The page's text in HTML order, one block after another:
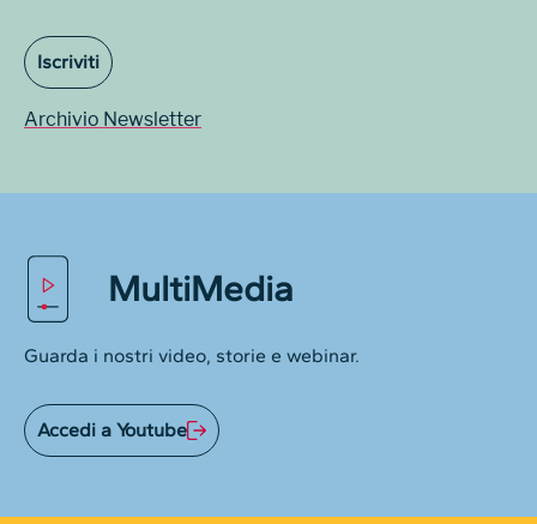
Iscriviti
Archivio Newsletter
MultiMedia
Guarda i nostri video, storie e webinar.
Accedi a Youtube